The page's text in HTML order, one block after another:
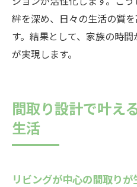
絆を深め、日々の生活の質
す。結果として、家族の時
が実現します。
間取り設計で叶え
生活
リビングが中心の間取り